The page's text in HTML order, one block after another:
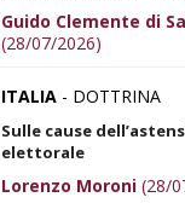
Guido Clemente di
(28/07/2026)
ITALIA - DOTTRINA
Sulle cause
elettorale
Lorenzo Moroni (28/